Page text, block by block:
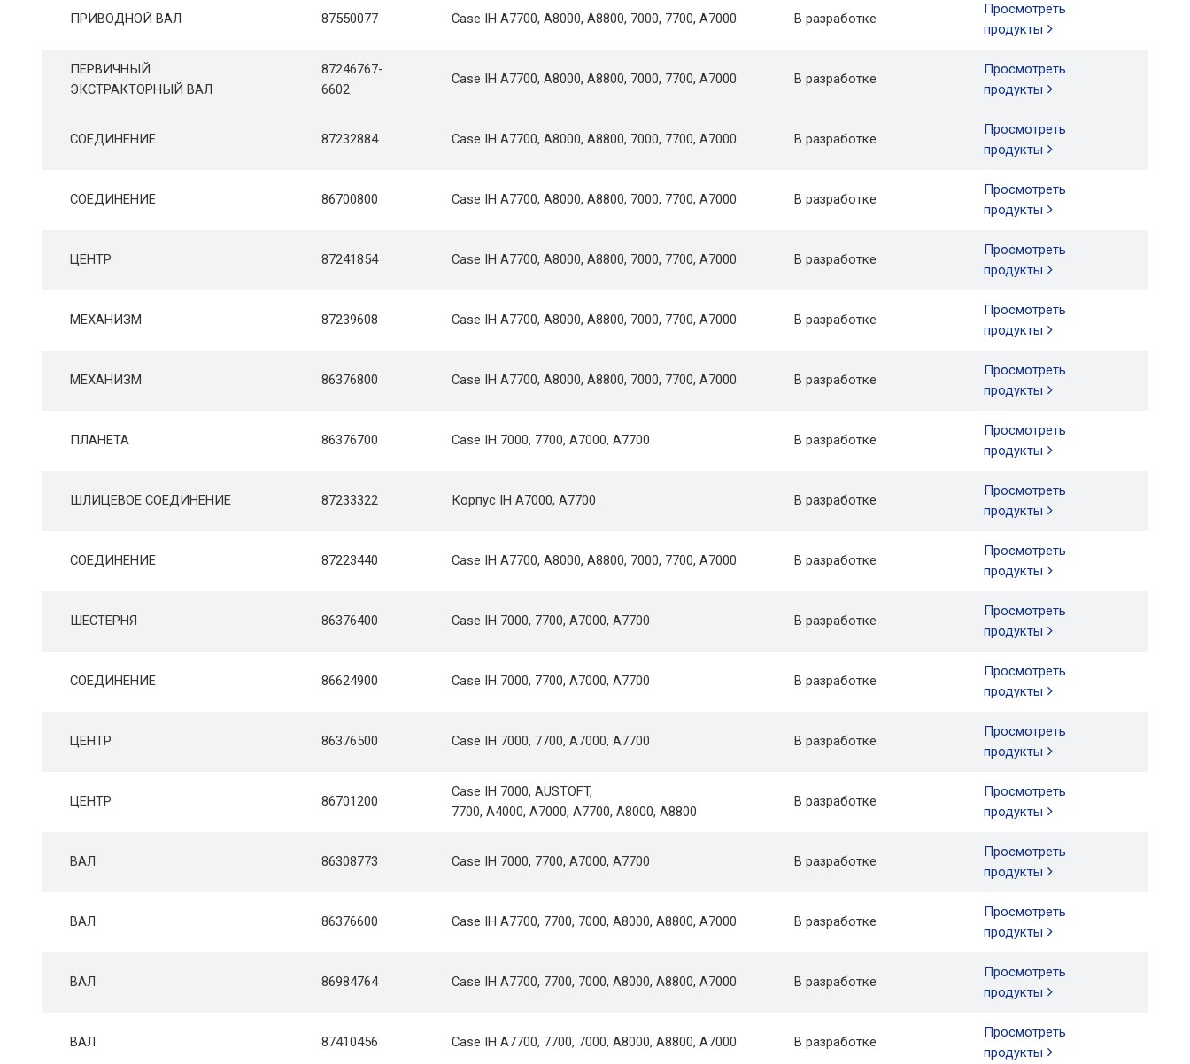
ПРИВОДНОЙ ВАЛ 87550077 Case IH A7700, A8000, A8800, 7000, 7700, A7000 В разработке
Просмотреть
продукты
ПЕРВИЧНЫЙ
ЭКСТРАКТОРНЫЙ ВАЛ
87246767-
6602
Case IH A7700, A8000, A8800, 7000, 7700, A7000 В разработке
Просмотреть
продукты
СОЕДИНЕНИЕ 87232884 Case IH A7700, A8000, A8800, 7000, 7700, A7000 В разработке
Просмотреть
продукты
СОЕДИНЕНИЕ 86700800 Case IH A7700, A8000, A8800, 7000, 7700, A7000 В разработке
Просмотреть
продукты
ЦЕНТР 87241854 Case IH A7700, A8000, A8800, 7000, 7700, A7000 В разработке
Просмотреть
продукты
МЕХАНИЗМ 87239608 Case IH A7700, A8000, A8800, 7000, 7700, A7000 В разработке
Просмотреть
продукты
МЕХАНИЗМ 86376800 Case IH A7700, A8000, A8800, 7000, 7700, A7000 В разработке
Просмотреть
продукты
ПЛАНЕТА 86376700 Case IH 7000, 7700, A7000, A7700 В разработке
Просмотреть
продукты
ШЛИЦЕВОЕ СОЕДИНЕНИЕ 87233322 Корпус IH A7000, A7700 В разработке
Просмотреть
продукты
СОЕДИНЕНИЕ 87223440 Case IH A7700, A8000, A8800, 7000, 7700, A7000 В разработке
Просмотреть
продукты
ШЕСТЕРНЯ 86376400 Case IH 7000, 7700, A7000, A7700 В разработке
Просмотреть
продукты
СОЕДИНЕНИЕ 86624900 Case IH 7000, 7700, A7000, A7700 В разработке
Просмотреть
продукты
ЦЕНТР 86376500 Case IH 7000, 7700, A7000, A7700 В разработке
Просмотреть
продукты
ЦЕНТР 86701200
Case IH 7000, AUSTOFT,
7700, А4000, А7000, А7700, А8000, А8800
В разработке
Просмотреть
продукты
ВАЛ 86308773 Case IH 7000, 7700, A7000, A7700 В разработке
Просмотреть
продукты
ВАЛ 86376600 Case IH A7700, 7700, 7000, A8000, A8800, A7000 В разработке
Просмотреть
продукты
ВАЛ 86984764 Case IH A7700, 7700, 7000, A8000, A8800, A7000 В разработке
Просмотреть
продукты
ВАЛ 87410456 Case IH A7700, 7700, 7000, A8000, A8800, A7000 В разработке
Просмотреть
продукты